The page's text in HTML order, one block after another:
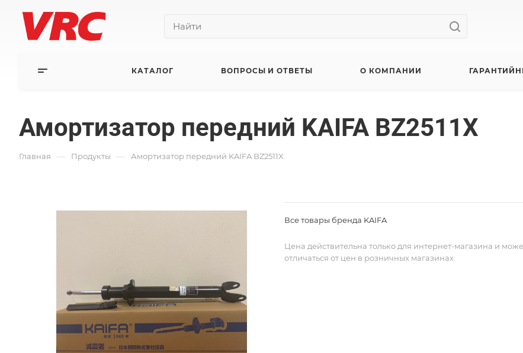
КАТАЛОГ ВОПРОСЫ И ОТВЕТЫ О КОМПАНИИ
Амортизатор передний KAIFA BZ2511X
Главная — Продукты — Амортизатор передний KAIFA BZ2511X
Все товары бренда KAIFA
Цена действительна только для интернет-магазина и
отличаться от цен в розничных магазинах